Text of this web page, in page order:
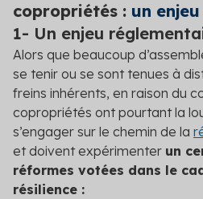
copropriétés : un
1- Un enjeu
Alors que beaucoup
se tenir ou se sont tenues à
freins inhérents, en raison du
copropriétés ont pourtant la
s’engager sur le chemin de la
et doivent expérimenter un
réformes votées dans le
résilience :